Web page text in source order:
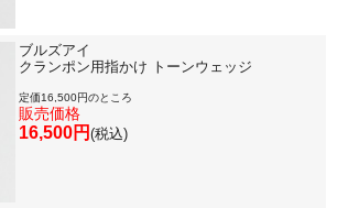
ブルズアイ
クランポン用指かけ トーンウェッジ
定価16,500円のところ
販売価格
16,500円 (税込)